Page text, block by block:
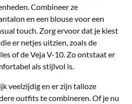
Combineer ze
en een blouse voor een
touch. Zorg ervoor dat je kiest
er netjes uitzien, zoals de
of de Veja V-10. Zo ontstaat er
als stijlvol is.
veelzijdig en er zijn talloze
outfits te combineren. Of je nu